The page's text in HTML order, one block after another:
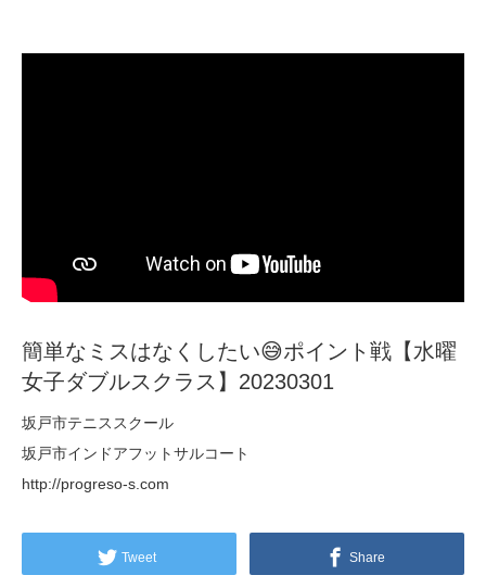
簡単なミスはなくしたい😅ポイント戦【水曜
女子ダブルスクラス】20230301
坂戸市テニススクール
坂戸市インドアフットサルコート
http://progreso-s.com
Tweet Share